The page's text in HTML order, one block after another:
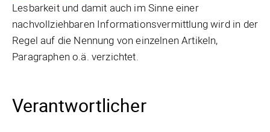
Lesbarkeit und damit auch im Sinne einer
nachvollziehbaren Informationsvermittlung wird in der
Regel auf die Nennung von einzelnen Artikeln,
Paragraphen o.ä. verzichtet.
Verantwortlicher